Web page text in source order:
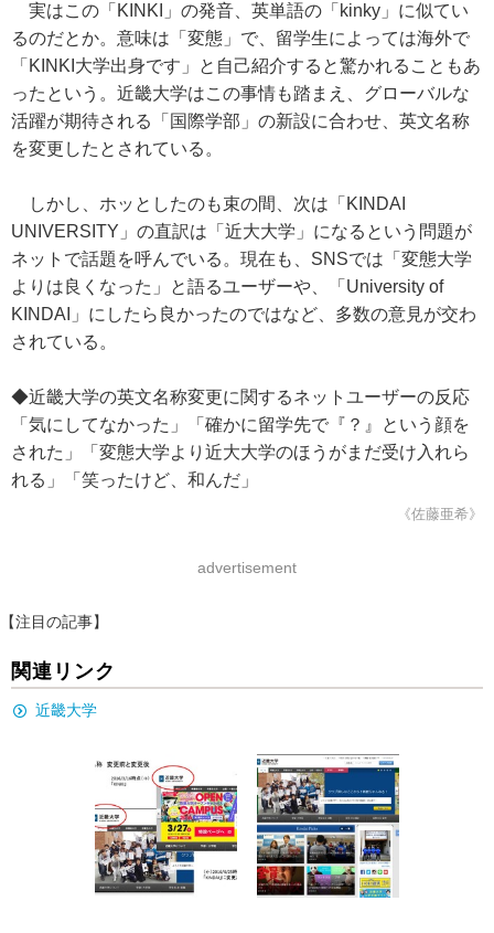
実はこの「KINKI」の発音、英単語の「kinky」に似てい
るのだとか。意味は「変態」で、留学生によっては海外で
「KINKI大学出身です」と自己紹介すると驚かれることもあ
ったという。近畿大学はこの事情も踏まえ、グローバルな
活躍が期待される「国際学部」の新設に合わせ、英文名称
を変更したとされている。
しかし、ホッとしたのも束の間、次は「KINDAI
UNIVERSITY」の直訳は「近大大学」になるという問題が
ネットで話題を呼んでいる。現在も、SNSでは「変態大学
よりは良くなった」と語るユーザーや、「University of
KINDAI」にしたら良かったのではなど、多数の意見が交わ
されている。
◆近畿大学の英文名称変更に関するネットユーザーの反応
「気にしてなかった」「確かに留学先で『？』という顔を
された」「変態大学より近大大学のほうがまだ受け入れら
れる」「笑ったけど、和んだ」
《佐藤亜希》
advertisement
【注目の記事】
関連リンク
近畿大学